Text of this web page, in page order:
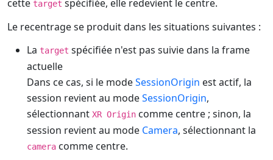
cette target spécifiée, elle redevient le centre.
Le recentrage se produit dans les situations suivantes :
La target spécifiée n'est pas suivie dans la frame
actuelle
Dans ce cas, si le modeSessionOrigin est actif, la
session revient au modeSessionOrigin,
sélectionnant XR Origin comme centre ; sinon, la
session revient au mode Camera, sélectionnant la
camera comme centre.